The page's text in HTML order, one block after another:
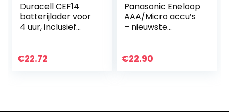
Duracell CEF14
batterijlader voor
4 uur, inclusief
€22.72
Panasonic Eneloop
AAA/Micro accu’s
– nieuwste
accubatterijen in
€22.90